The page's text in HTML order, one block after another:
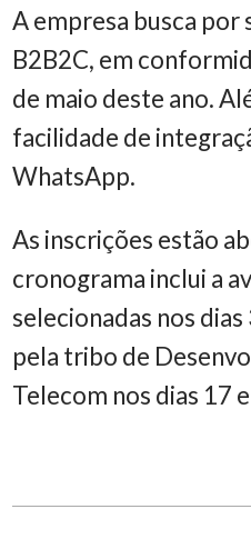
A empresa busca
B2B2C, em
de maio deste ano.
facilidade de
WhatsApp.
As inscrições estão
cronograma inclui a
selecionadas nos
pela tribo de
Telecom nos dias 17